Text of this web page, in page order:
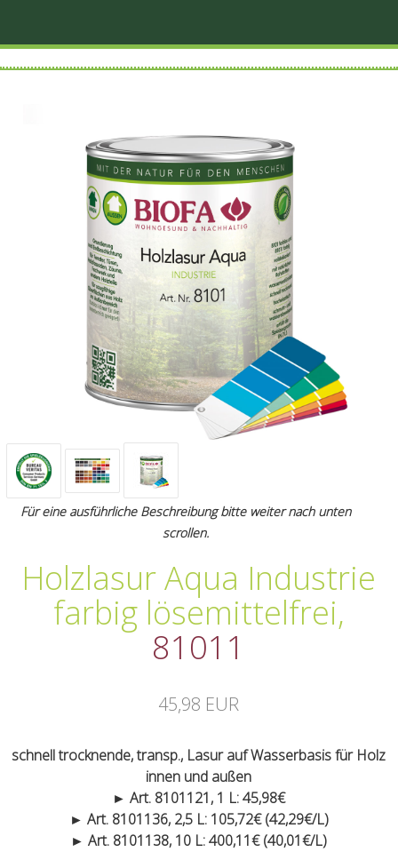
Für eine ausführliche Beschreibung bitte weiter nach unten
scrollen.
Holzlasur Aqua Industrie
farbig lösemittelfrei,
81011
45,98 EUR
schnell trocknende, transp., Lasur auf Wasserbasis für Holz
innen und außen
► Art. 8101121, 1 L: 45,98€
► Art. 8101136, 2,5 L: 105,72€ (42,29€/L)
► Art. 8101138, 10 L: 400,11€ (40,01€/L)